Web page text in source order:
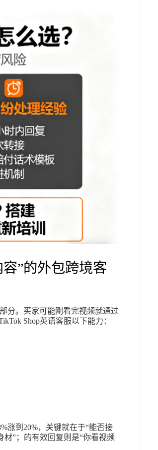
”的外包跨境客
分。买家可能刚看完视频就通过
Shop英语客服以下能力：
涨到20%，关键就在于“能否接
”；的有效回复则是“你看视频